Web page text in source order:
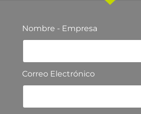
Nombre - Empresa
Correo Electrónico